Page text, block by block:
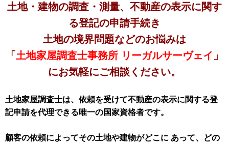
土地・建物の調査・測量、不動産の表示に関す
る登記の申請手続き
土地の境界問題などのお悩みは
「 土地家屋調査士事務所 リーガルサーヴェイ 」
にお気軽にご相談ください。
土地家屋調査士は、依頼を受けて不動産の表示に関する登
記申請を代理できる唯一の国家資格者です。
顧客の依頼によってその土地や建物がどこに あって、どの